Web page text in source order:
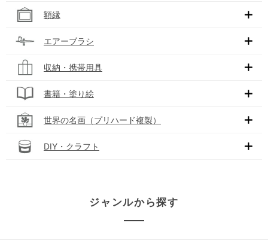
額縁
エアーブラシ
収納・携帯用具
書籍・塗り絵
世界の名画（プリハード複製）
DIY・クラフト
ジャンルから探す